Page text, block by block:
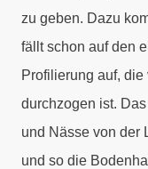
zu geben. Dazu
fällt schon auf den
Profilierung auf,
durchzogen ist.
und Nässe von der
und so die